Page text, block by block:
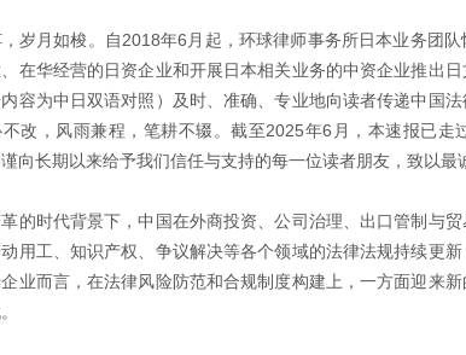
岁月如梭。自2018年6月起，环球律师事务所日本业务团
在华经营的日资企业和开展日本相关业务的中资企业推出
容为中日双语对照）及时、准确、专业地向读者传递中国
改，风雨兼程，笔耕不辍。截至2025年6月，本速报已走
向长期以来给予我们信任与支持的每一位读者朋友，致以最
的时代背景下，中国在外商投资、公司治理、出口管制与
用工、知识产权、争议解决等各个领域的法律法规持续更
业而言，在法律风险防范和合规制度构建上，一方面迎来